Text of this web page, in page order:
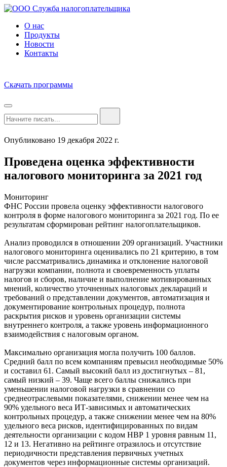
О нас
Продукты
Новости
Контакты
Скачать программы
Опубликовано 19 декабря 2022 г.
Проведена оценка эффективности
налогового мониторинга за 2021 год
Мониторинг
ФНС России провела оценку эффективности налогового
контроля в форме налогового мониторинга за 2021 год. По ее
результатам сформирован рейтинг налогоплательщиков.
Анализ проводился в отношении 209 организаций. Участники
налогового мониторинга оценивались по 21 критерию, в том
числе рассматривались динамика и отклонение налоговой
нагрузки компании, полнота и своевременность уплаты
налогов и сборов, наличие и выполнение мотивированных
мнений, количество уточненных налоговых деклараций и
требований о представлении документов, автоматизация и
документирование контрольных процедур, полнота
раскрытия рисков и уровень организации системы
внутреннего контроля, а также уровень информационного
взаимодействия с налоговым органом.
Максимально организация могла получить 100 баллов.
Средний балл по всем компаниям превысил необходимые 50%
и составил 61. Самый высокий балл из достигнутых – 81,
самый низкий – 39. Чаще всего баллы снижались при
уменьшении налоговой нагрузки в сравнении со
среднеотраслевыми показателями, снижении менее чем на
90% удельного веса ИТ-зависимых и автоматических
контрольных процедур, а также снижении менее чем на 80%
удельного веса рисков, идентифицированных по видам
деятельности организации с кодом НВР 1 уровня равным 11,
12 и 13. Негативно на рейтинге отразилось и отсутствие
периодичности представления первичных учетных
документов через информационные системы организаций.